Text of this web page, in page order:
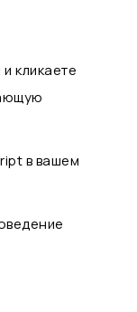
кликаете
в вашем